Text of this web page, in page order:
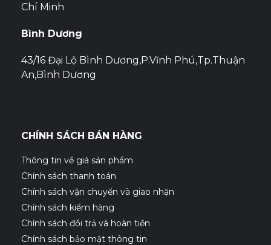
Chí Minh
Bình Dương
43/16 Đại Lộ Bình Dương,P.Vĩnh Phú,Tp.Thuận
An,Bình Dương
CHÍNH SÁCH BÁN HÀNG
Thông tin về giá sản phẩm
Chính sách thanh toán
Chính sách vận chuyển và giao nhận
Chính sách kiểm hàng
Chính sách đổi trả và hoàn tiền
Chính sách bảo mật thông tin